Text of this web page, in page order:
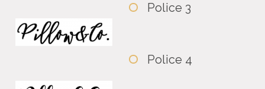
Police 3
Police 4